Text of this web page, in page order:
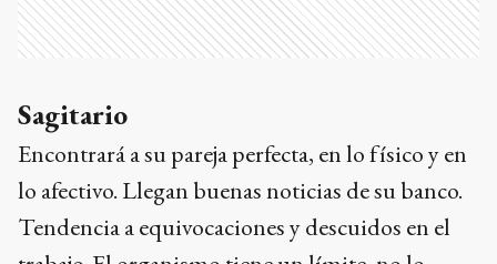
Sagitario
Encontrará a su pareja perfecta, en lo físico y en
lo afectivo. Llegan buenas noticias de su banco.
Tendencia a equivocaciones y descuidos en el